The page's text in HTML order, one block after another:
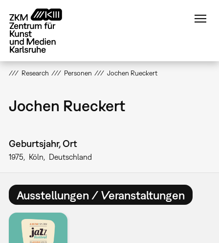
zum
Inhalt
Research Personen Jochen Rueckert
Jochen Rueckert
Geburtsjahr, Ort
1975 Köln Deutschland
Ausstellungen / Veranstaltungen